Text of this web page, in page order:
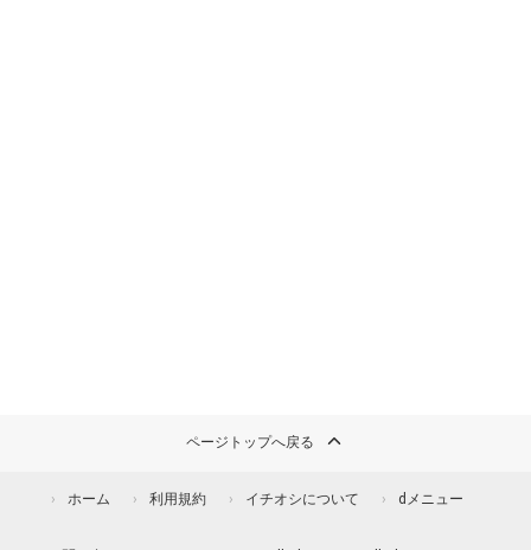
ページトップへ戻る
ホーム 利用規約 イチオシについて dメニュー